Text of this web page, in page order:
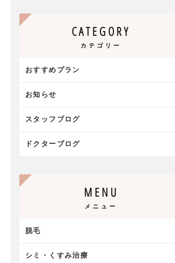
CATEGORY
カテゴリー
おすすめプラン
お知らせ
スタッフブログ
ドクターブログ
MENU
メニュー
脱毛
シミ・くすみ治療